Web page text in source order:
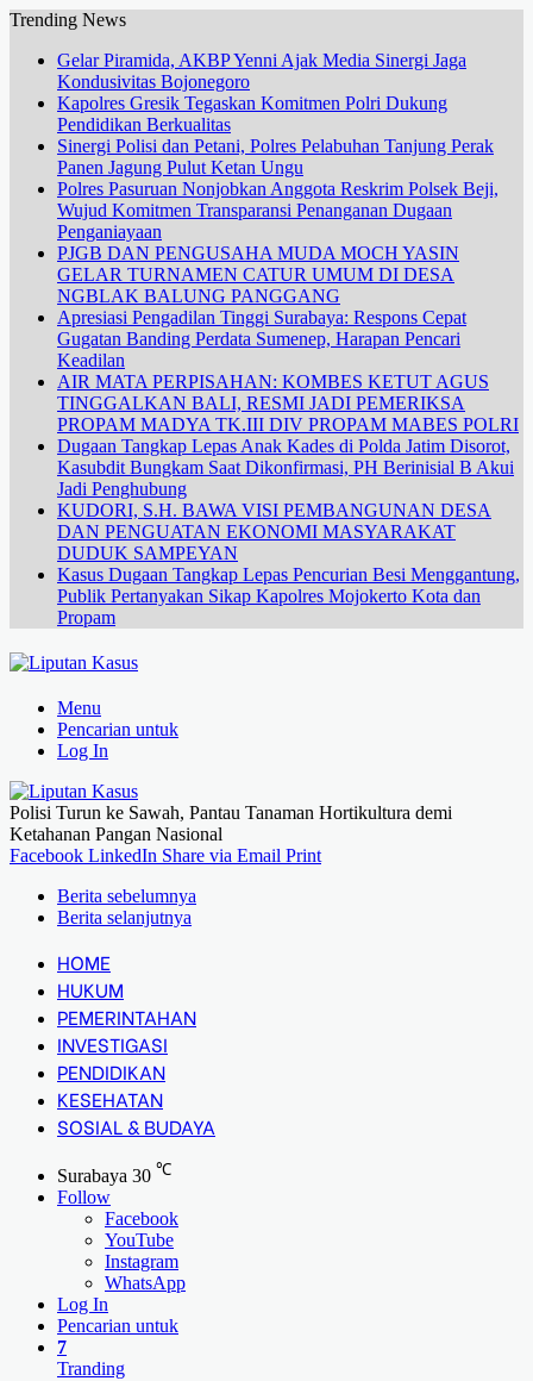
Trending News
Gelar Piramida, AKBP Yenni Ajak Media Sinergi Jaga
Kondusivitas Bojonegoro
Kapolres Gresik Tegaskan Komitmen Polri Dukung
Pendidikan Berkualitas
Sinergi Polisi dan Petani, Polres Pelabuhan Tanjung Perak
Panen Jagung Pulut Ketan Ungu
Polres Pasuruan Nonjobkan Anggota Reskrim Polsek Beji,
Wujud Komitmen Transparansi Penanganan Dugaan
Penganiayaan
PJGB DAN PENGUSAHA MUDA MOCH YASIN
GELAR TURNAMEN CATUR UMUM DI DESA
NGBLAK BALUNG PANGGANG
Apresiasi Pengadilan Tinggi Surabaya: Respons Cepat
Gugatan Banding Perdata Sumenep, Harapan Pencari
Keadilan
AIR MATA PERPISAHAN: KOMBES KETUT AGUS
TINGGALKAN BALI, RESMI JADI PEMERIKSA
PROPAM MADYA TK.III DIV PROPAM MABES POLRI
Dugaan Tangkap Lepas Anak Kades di Polda Jatim Disorot,
Kasubdit Bungkam Saat Dikonfirmasi, PH Berinisial B Akui
Jadi Penghubung
KUDORI, S.H. BAWA VISI PEMBANGUNAN DESA
DAN PENGUATAN EKONOMI MASYARAKAT
DUDUK SAMPEYAN
Kasus Dugaan Tangkap Lepas Pencurian Besi Menggantung,
Publik Pertanyakan Sikap Kapolres Mojokerto Kota dan
Propam
Menu
Pencarian untuk
Log In
Polisi Turun ke Sawah, Pantau Tanaman Hortikultura demi
Ketahanan Pangan Nasional
Facebook LinkedIn Share via Email Print
Berita sebelumnya
Berita selanjutnya
HOME
HUKUM
PEMERINTAHAN
INVESTIGASI
PENDIDIKAN
KESEHATAN
SOSIAL & BUDAYA
Surabaya 30 ℃
Follow
Facebook
YouTube
Instagram
WhatsApp
Log In
Pencarian untuk
7
Tranding